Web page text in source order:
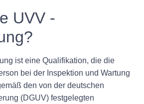
UVV -
ist eine Qualifikation, die die
bei der Inspektion und Wartung
den von der deutschen
(DGUV) festgelegten